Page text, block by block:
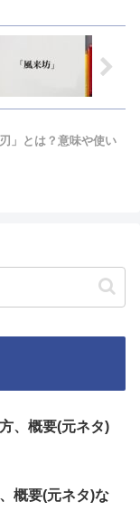
刃」とは？意味や使い
、概要(元ネタ)
概要(元ネタ)な